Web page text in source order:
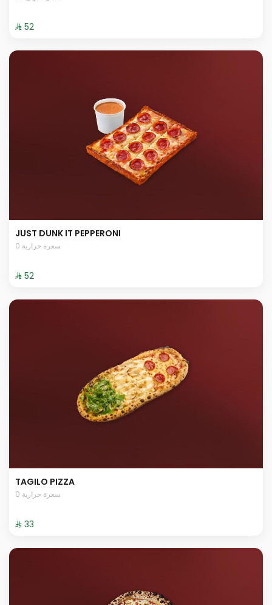
⁨⁦‪‬ 52⁩
JUST DUNK IT PEPPERONI
0 سعرة حرارية
⁨⁦‪‬ 52⁩
TAGILO PIZZA
0 سعرة حرارية
⁨⁦‪‬ 33⁩